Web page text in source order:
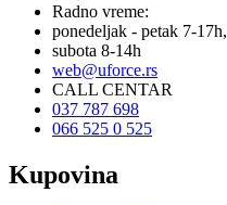
Radno vreme:
ponedeljak - petak 7-17h,
subota 8-14h
web@uforce.rs
CALL CENTAR
037 787 698
066 525 0 525
Kupovina